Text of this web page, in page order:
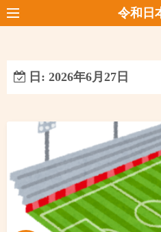
コ
ン
ン
へ
令和日
日: 2026年6月27日